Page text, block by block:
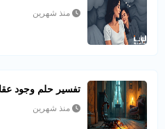
منذ شهرين
تفسير حلم وجود
منذ شهرين